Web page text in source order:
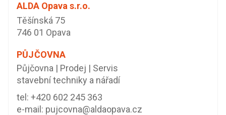
ALDA Opava s.r.o.
Těšínská 75
746 01 Opava
PŮJČOVNA
Půjčovna | Prodej | Servis
stavební techniky a nářadí
tel: +420 602 245 363
e-mail: pujcovna@aldaopava.cz